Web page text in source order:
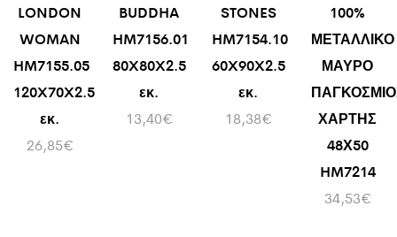
LONDON
WOMAN
HM7155.05
120X70X2.5
εκ.
26,85€
BUDDHA
HM7156.01
80X80X2.5
εκ.
13,40€
STONES
HM7154.10
60X90X2.5
εκ.
18,38€
100%
ΜΕΤΑΛΛΙΚΟ
ΜΑΥΡΟ
ΧΑΡΤΗΣ
48Χ50
HM7214
34,53€